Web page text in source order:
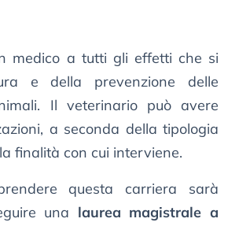
medico a tutti gli effetti che si
e della prevenzione delle
Il veterinario può avere
a seconda della tipologia
finalità con cui interviene.
questa carriera sarà
una laurea magistrale a